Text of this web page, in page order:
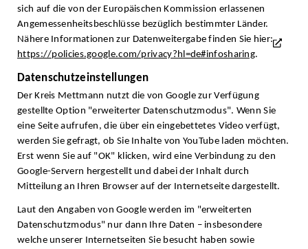
sich auf die von der Europäischen Kommission erlassenen
Angemessenheitsbeschlüsse bezüglich bestimmter Länder.
Nähere Informationen zur Datenweitergabe finden Sie hier:
https://policies.google.com/privacy?hl=de#infosharing.
Datenschutzeinstellungen
Der Kreis Mettmann nutzt die von Google zur Verfügung
gestellte Option "erweiterter Datenschutzmodus". Wenn Sie
eine Seite aufrufen, die über ein eingebettetes Video verfügt,
werden Sie gefragt, ob Sie Inhalte von YouTube laden möchten.
Erst wenn Sie auf "OK" klicken, wird eine Verbindung zu den
Google-Servern hergestellt und dabei der Inhalt durch
Mitteilung an Ihren Browser auf der Internetseite dargestellt.
Laut den Angaben von Google werden im "erweiterten
Datenschutzmodus" nur dann Ihre Daten – insbesondere
welche unserer Internetseiten Sie besucht haben sowie